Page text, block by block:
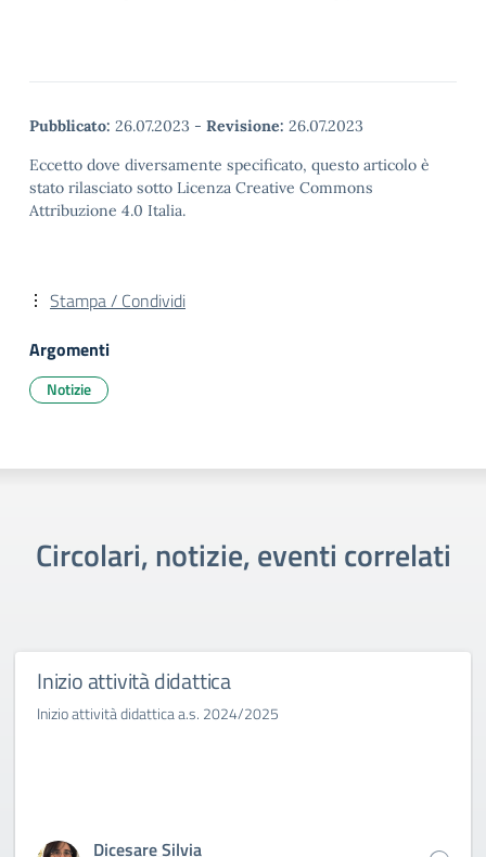
Pubblicato: 26.07.2023 - Revisione: 26.07.2023
Eccetto dove diversamente specificato, questo articolo è
stato rilasciato sotto Licenza Creative Commons
Attribuzione 4.0 Italia.
Stampa / Condividi
Argomenti
Notizie
Circolari, notizie, eventi correlati
Inizio attività didattica
Inizio attività didattica a.s. 2024/2025
Dicesare Silvia